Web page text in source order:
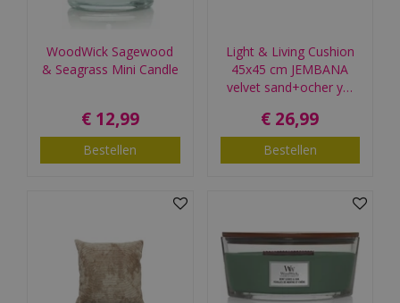
WoodWick Sagewood
& Seagrass Mini Candle
€ 12,99
Bestellen
Light & Living Cushion
45x45 cm JEMBANA
velvet sand+ocher y…
€ 26,99
Bestellen